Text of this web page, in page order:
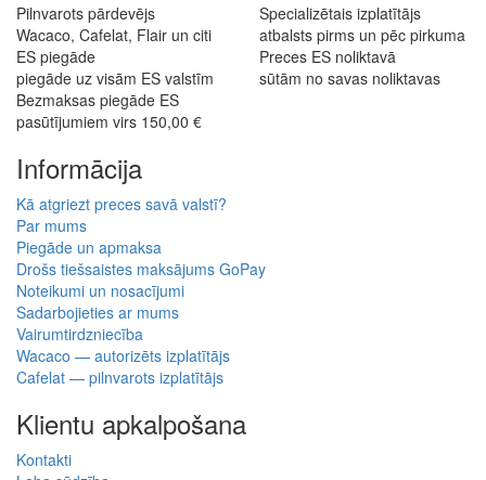
Pilnvarots pārdevējs
Wacaco, Cafelat, Flair un citi
Specializētais izplatītājs
atbalsts pirms un pēc pirkuma
ES piegāde
piegāde uz visām ES valstīm
Preces ES noliktavā
sūtām no savas noliktavas
Bezmaksas piegāde ES
pasūtījumiem virs 150,00 €
Informācija
Kā atgriezt preces savā valstī?
Par mums
Piegāde un apmaksa
Drošs tiešsaistes maksājums GoPay
Noteikumi un nosacījumi
Sadarbojieties ar mums
Vairumtirdzniecība
Wacaco — autorizēts izplatītājs
Cafelat — pilnvarots izplatītājs
Klientu apkalpošana
Kontakti